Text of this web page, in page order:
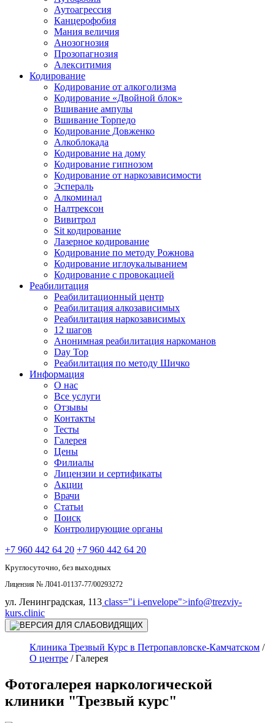
Аутоагрессия
Канцерофобия
Мания величия
Анозогнозия
Прозопагнозия
Алекситимия
Кодирование
Кодирование от алкоголизма
Кодирование «Двойной блок»
Вшивание ампулы
Вшивание Торпедо
Кодирование Довженко
Алкоблокада
Кодирование на дому
Кодирование гипнозом
Кодирование от наркозависимости
Эспераль
Алкоминал
Налтрексон
Вивитрол
Sit кодирование
Лазерное кодирование
Кодирование по методу Рожнова
Кодирование иглоукалыванием
Кодирование с провокацией
Реабилитация
Реабилитационный центр
Реабилитация алкозависимых
Реабилитация наркозависимых
12 шагов
Анонимная реабилитация наркоманов
Day Top
Реабилитация по методу Шичко
Информация
О нас
Все услуги
Отзывы
Контакты
Тесты
Галерея
Цены
Филиалы
Лицензии и сертификаты
Акции
Врачи
Статьи
Поиск
Контролирующие органы
+7 960 442 64 20 +7 960 442 64 20
Круглосуточно, без выходных
Лицензия № Л041-01137-77/00293272
ул. Ленинградская, 113 class="i i-envelope">info@trezviy-
kurs.clinic
Клиника Трезвый Курс в Петропавловске-Камчатском /
О центре /Галерея
Фотогалерея наркологической
клиники "Трезвый курс"